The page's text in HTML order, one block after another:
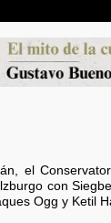
el
con
Ogg y Ketil